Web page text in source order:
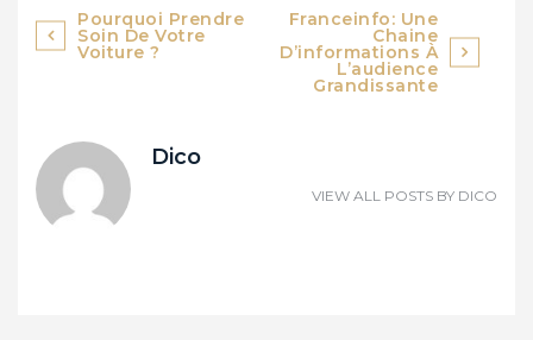
parcours
historique
Navigation
de
Pourquoi Prendre
Soin De Votre
Voiture ?
Franceinfo: Une
Chaine
D’informations À
L’audience
Grandissante
Dico
VIEW ALL POSTS BY DICO